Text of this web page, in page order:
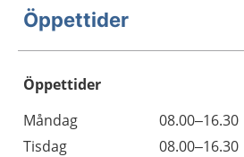
Öppettider
Öppettider
Dag
Öppettider
Kommentarer
Måndag
08.00–16.30
Tisdag
08.00–16.30